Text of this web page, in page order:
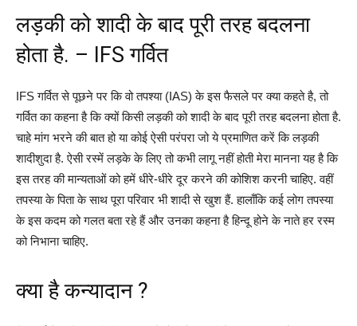
लड़की को शादी के बाद पूरी तरह बदलना
होता है. – IFS गर्वित
IFS गर्वित से पूछने पर कि वो तपश्या (IAS) के इस फैसले पर क्या कहते है, तो
गर्वित का कहना है कि क्यों किसी लड़की को शादी के बाद पूरी तरह बदलना होता है.
चाहे मांग भरने की बात हो या कोई ऐसी परंपरा जो ये प्रमाणित करें कि लड़की
शादीशुदा है. ऐसी रस्में लड़के के लिए तो कभी लागू नहीं होती मेरा मानना यह है कि
इस तरह की मान्यताओं को हमें धीरे-धीरे दूर करने की कोशिश करनी चाहिए. वहीं
तपस्या के पिता के साथ पूरा परिवार भी शादी से खुश हैं. हालाँकि कई लोग तपस्या
के इस कदम को गलत बता रहे हैं और उनका कहना है हिन्दू होने के नाते हर रस्म
को निभाना चाहिए.
क्या है कन्यादान ?